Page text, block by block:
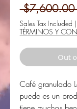
Sales Tax Included |
TÉRMINOS Y
Out
Café granulado
puede es un